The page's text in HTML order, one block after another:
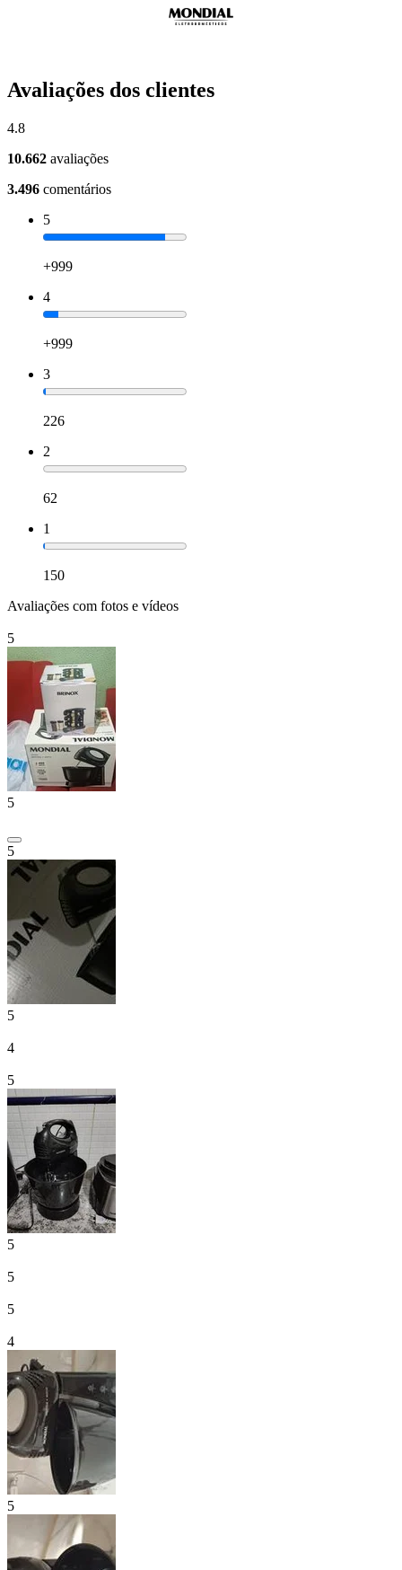
Avaliações dos clientes
4.8
10.662 avaliações
3.496 comentários
5
+999
4
+999
3
226
2
62
1
150
Avaliações com fotos e vídeos
5
5
5
5
4
5
5
5
5
4
5